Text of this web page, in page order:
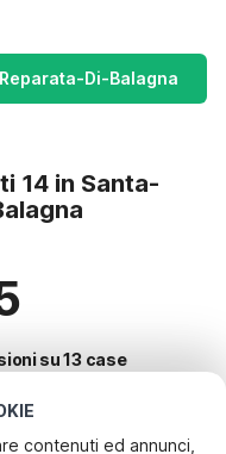
contenuti ed annunci,
Di-Balagna
14 in Santa-
su 13 case